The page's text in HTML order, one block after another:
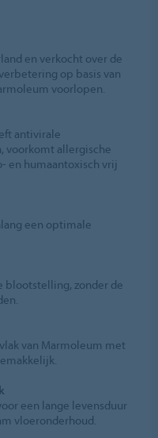
en verkocht over de
op basis van
voorlopen.
antivirale
voorkomt allergische
en humaantoxisch vrij
een optimale
blootstelling, zonder de
van Marmoleum met
een lange levensduur
vloeronderhoud.